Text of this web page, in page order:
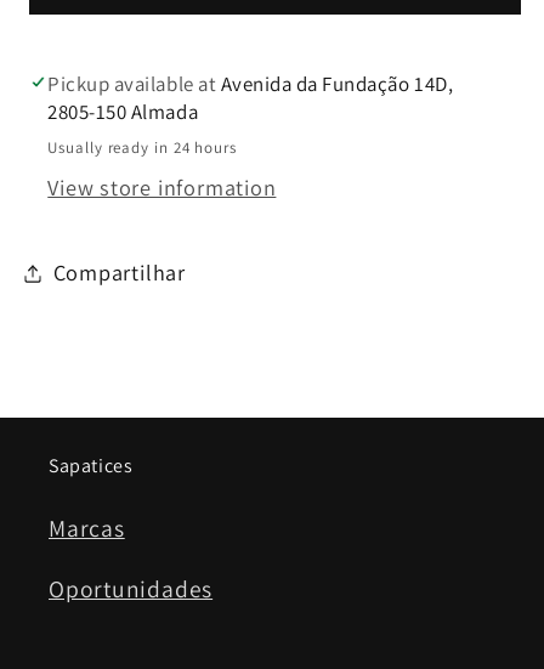
Pickup available atAvenida da Fundação 14D,
2805-150 Almada
Usually ready in 24 hours
View store information
Compartilhar
Sapatices
Marcas
Oportunidades